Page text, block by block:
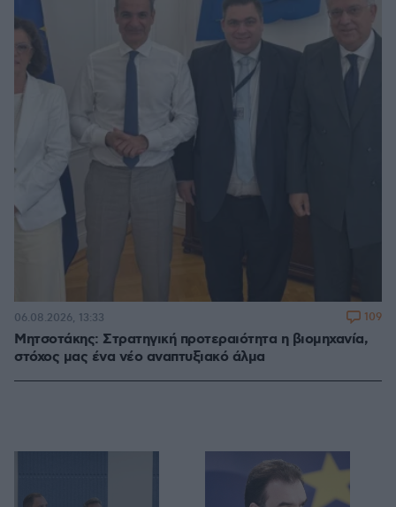
Μητσοτάκης: Στρατηγική προτεραιότητα η βιομηχανία,
στόχος μας ένα νέο αναπτυξιακό άλμα
06.08.2026, 13:33 109